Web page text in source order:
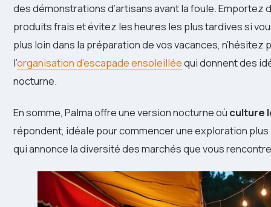
des démonstrations d’artisans avant la foule.
produits frais et évitez les heures les plus tardives si
plus loin dans la préparation de vos vacances,
l’organisation d’escapade ensoleilléequi donnent des
nocturne.
En somme, Palma offre une version nocturne où culture
répondent, idéale pour commencer une exploration plus
qui annonce la diversité des marchés que vous